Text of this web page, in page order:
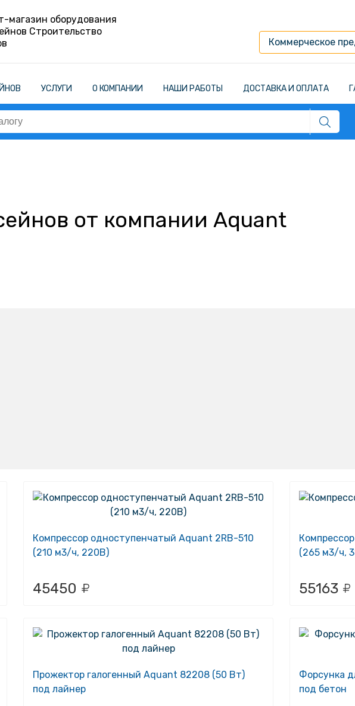
магазин оборудования
Строительство
Коммерческое
УСЛУГИ О КОМПАНИИ НАШИ РАБОТЫ ДОСТАВКА И ОПЛАТА
от компании Aquant
Компрессор одноступенчатый Aquant 2RB-510
(210 м3/ч, 220B)
45450
(265 м3/ч,
55163
Прожектор галогенный Aquant 82208 (50 Вт)
под лайнер
Форсунка
под бетон